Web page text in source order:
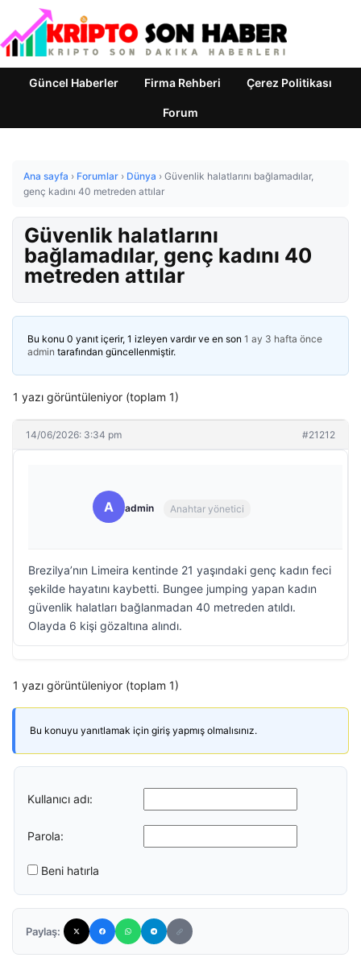
Güncel Haberler Firma Rehberi Çerez Politikası
Forum
Ana sayfa › Forumlar › Dünya › Güvenlik halatlarını bağlamadılar,
genç kadını 40 metreden attılar
Güvenlik halatlarını
bağlamadılar, genç kadını 40
metreden attılar
Bu konu 0 yanıt içerir, 1 izleyen vardır ve en son 1 ay 3 hafta önce
admin tarafından güncellenmiştir.
1 yazı görüntüleniyor (toplam 1)
14/06/2026: 3:34 pm #21212
A admin Anahtar yönetici
Brezilya’nın Limeira kentinde 21 yaşındaki genç kadın feci
şekilde hayatını kaybetti. Bungee jumping yapan kadın
güvenlik halatları bağlanmadan 40 metreden atıldı.
Olayda 6 kişi gözaltına alındı.
1 yazı görüntüleniyor (toplam 1)
Bu konuyu yanıtlamak için giriş yapmış olmalısınız.
Kullanıcı adı:
Parola:
Beni hatırla
Paylaş: